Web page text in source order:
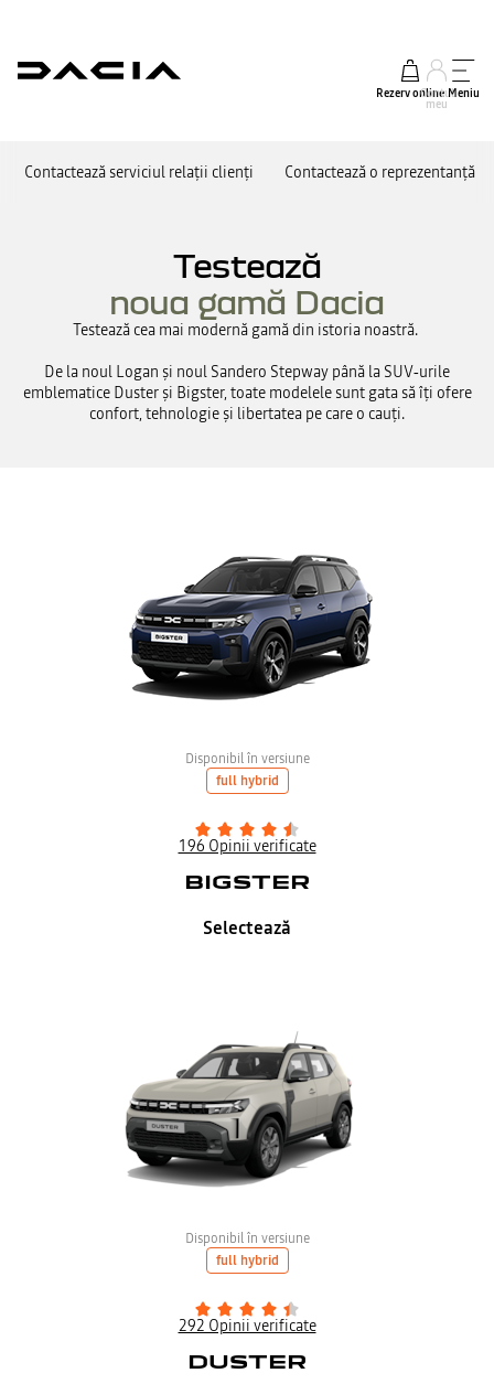
Rezerv online
Contul
meu
Meniu
Contactează serviciul relații clienți Contactează o reprezentanță
Testează
noua gamă Dacia
Testează cea mai modernă gamă din istoria noastră.
De la noul Logan și noul Sandero Stepway până la SUV‑urile
emblematice Duster și Bigster, toate modelele sunt gata să îți ofere
confort, tehnologie și libertatea pe care o cauți.
Disponibil în versiune
full hybrid
196 Opinii verificate
BIGSTER
Selectează
Disponibil în versiune
full hybrid
292 Opinii verificate
DUSTER